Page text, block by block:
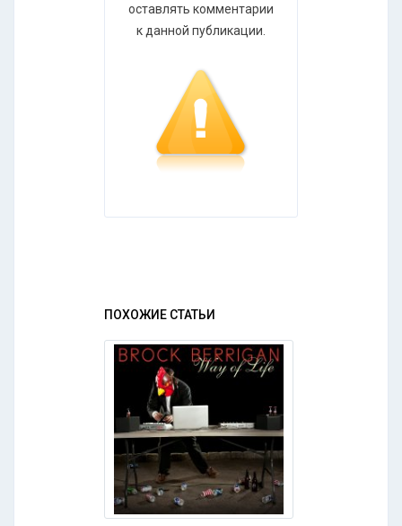
оставлять комментарии
к данной публикации.
ПОХОЖИЕ СТАТЬИ